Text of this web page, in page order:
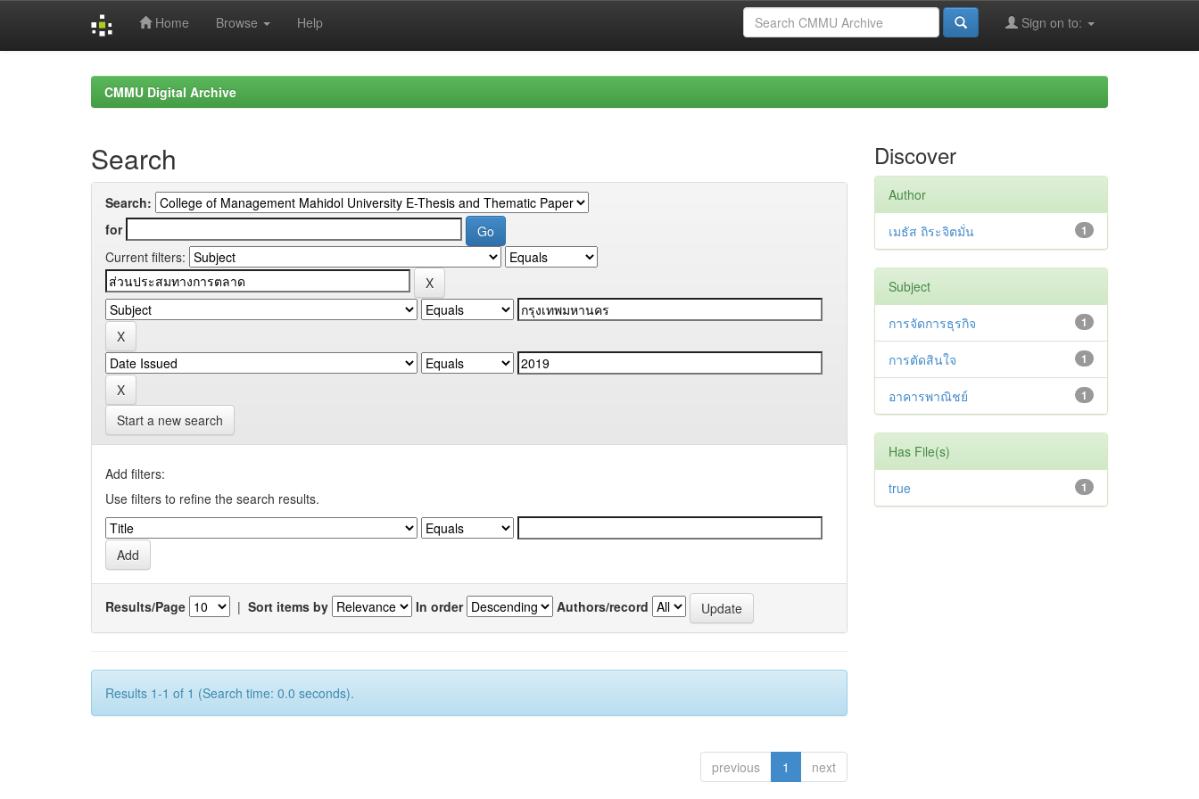
Home Browse Help Sign on to:
CMMU Digital Archive
Search
Search:
for
Current filters:
Start a new search
Add filters:
Use filters to refine the search results.
Results/Page | Sort items by In order Authors/record
Results 1-1 of 1 (Search time: 0.0 seconds).
previous 1 next
Discover
Author
1
เมธัส ถิระจิตมั่น
Subject
1
การจัดการธุรกิจ
1
การตัดสินใจ
1
อาคารพาณิชย์
Has File(s)
1
true